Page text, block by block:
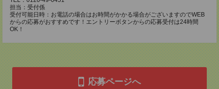
担当：受付係
受付可能日時：お電話の場合はお時間がかかる場合がございますのでWEB
からの応募がおすすめです！エントリーボタンからの応募受付は24時間
OK！
応募ページへ